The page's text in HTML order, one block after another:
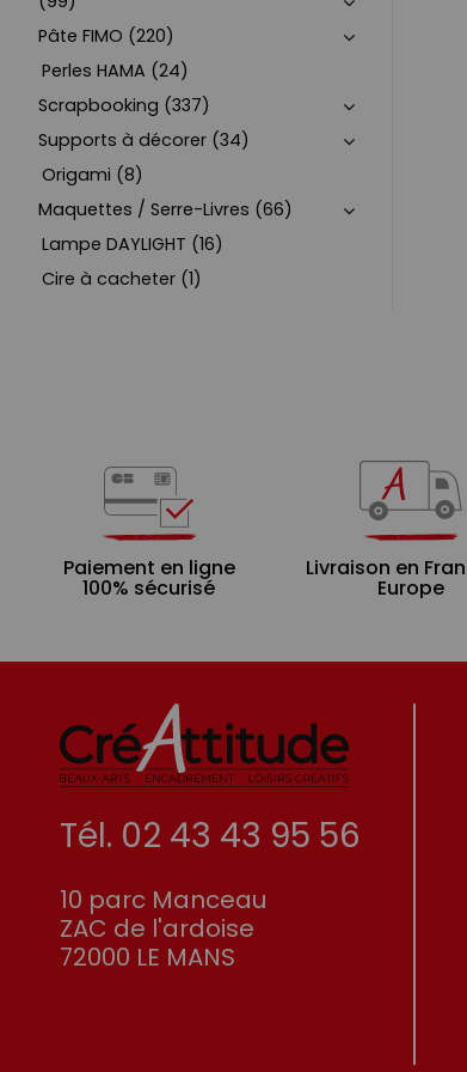
Pâte FIMO (220)
Perles HAMA (24)
Scrapbooking (337)
Supports à décorer (34)
Origami (8)
Maquettes / Serre-Livres (66)
Lampe DAYLIGHT (16)
Cire à cacheter (1)
Paiement en ligne
100% sécurisé
Livraison en
Europe
Tél. 02 43 43 95 56
10 parc Manceau
ZAC de l'ardoise
72000 LE MANS